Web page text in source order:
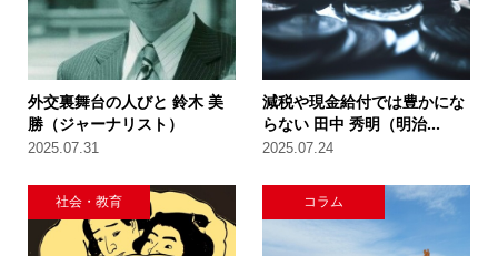
外交裏舞台の人びと 鈴木 美
勝（ジャーナリスト）
2025.07.31
減税や現金給付では豊かにな
らない 田中 秀明（明治...
2025.07.24
社会・教育 コラム